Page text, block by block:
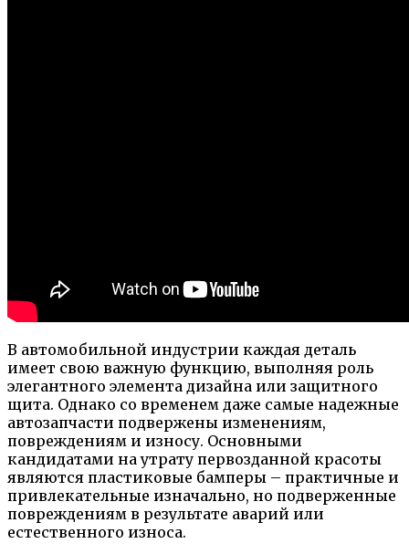
В автомобильной индустрии каждая деталь
имеет свою важную функцию, выполняя роль
элегантного элемента дизайна или защитного
щита. Однако со временем даже самые надежные
автозапчасти подвержены изменениям,
повреждениям и износу. Основными
кандидатами на утрату первозданной красоты
являются пластиковые бамперы – практичные и
привлекательные изначально, но подверженные
повреждениям в результате аварий или
естественного износа.